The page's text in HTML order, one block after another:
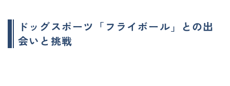
ドッグスポーツ「フライボール」との出
会いと挑戦